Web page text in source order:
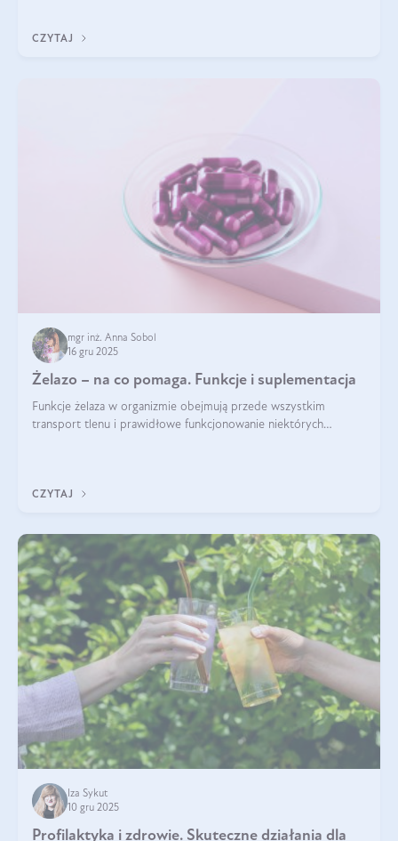
CZYTAJ
mgr inż. Anna Sobol
16 gru 2025
Żelazo – na co pomaga. Funkcje i suplementacja
Funkcje żelaza w organizmie obejmują przede wszystkim
transport tlenu i prawidłowe funkcjonowanie niektórych
CZYTAJ
Iza Sykut
10 gru 2025
Profilaktyka i zdrowie. Skuteczne działania dla